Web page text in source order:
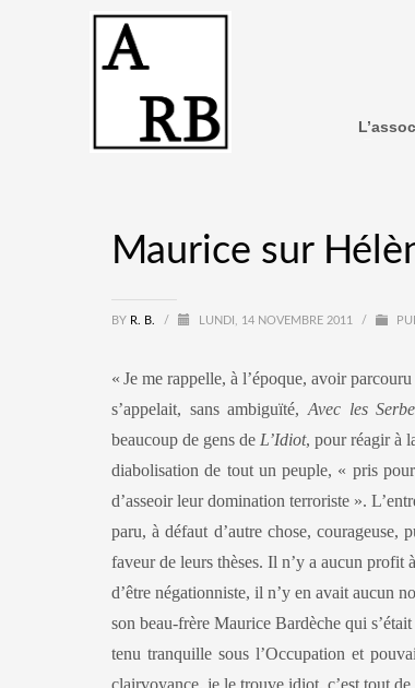
Maurice sur
BY R. B. / LUNDI, 14 NOVEMBRE 2011 /
« Je me rappelle, à l’époque, avoir
s’appelait, sans ambiguïté, Avec les
beaucoup de gens de L’Idiot, pour réagir à
diabolisation de tout un peuple, « pris
d’asseoir leur domination terroriste ».
paru, à défaut d’autre chose,
faveur de leurs thèses. Il n’y a aucun profit
d’être négationniste, il n’y en avait aucun
son beau-frère Maurice Bardèche qui s’était
tenu tranquille sous l’Occupation et
clairvoyance, je le trouve idiot, c’est tout de